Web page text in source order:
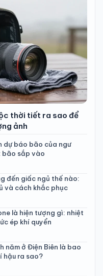
thời tiết ra sao để
ảnh
dự báo bão của ngư
bão sắp vào
đến giấc ngủ thế nào:
và cách khắc phục
là hiện tượng gì: nhiệt
ép khí quyển
năm ở Điện Biên là bao
hậu ra sao?